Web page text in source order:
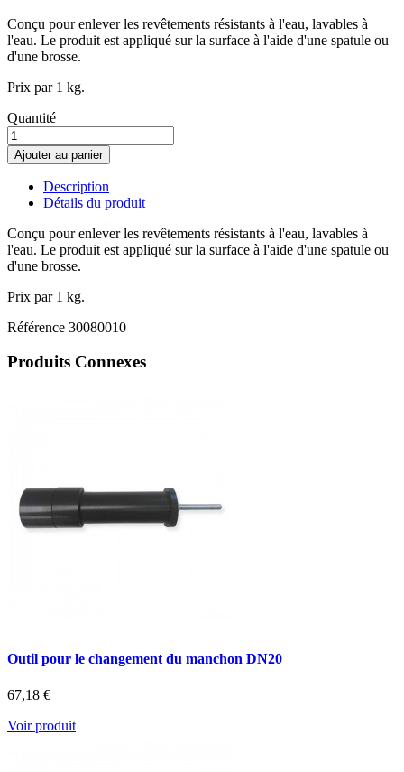
Conçu pour enlever les revêtements résistants à l'eau, lavables à
l'eau. Le produit est appliqué sur la surface à l'aide d'une spatule ou
d'une brosse.
Prix par 1 kg.
Quantité
Ajouter au panier
Description
Détails du produit
Conçu pour enlever les revêtements résistants à l'eau, lavables à
l'eau. Le produit est appliqué sur la surface à l'aide d'une spatule ou
d'une brosse.
Prix par 1 kg.
Référence 30080010
Produits Connexes
Outil pour le changement du manchon DN20
67,18 €
Voir produit